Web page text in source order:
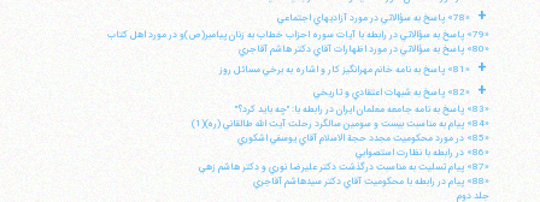
+
«78» پاسخ به سؤالاتي در مورد آزاديهاي اجتماعي
«79» پاسخ به سؤالاتي در رابطه با آيات سوره احزاب خطاب به زنان پيامبر(ص)و در مورد اهل كتاب
«80» پاسخ به سؤالاتي در مورد اظهارات آقاي دكتر هاشم آقاجري
+ «81» پاسخ به نامه خانم مهرانگيز كار و اشاره به برخي مسائل روز
+
«82» پاسخ به شبهات اعتقادي و تاريخي
«83» پاسخ به نامه جامعه معلمان ايران در رابطه با: "چه بايد كرد؟"
«84» پيام به مناسبت بيست و سومين سالگرد رحلت آيت الله طالقاني (ره)(1)
«85» در مورد محكوميت مجدد حجة الاسلام آقاي يوسفي اشكوري
«86» در رابطه با نظارت استصوابي
«87» پيام تسليت به مناسبت درگذشت دكتر عليرضا نوري و دكتر هاشم زهي
«88» پيام در رابطه با محكوميت آقاي دكتر سيدهاشم آقاجري
جلد دوم